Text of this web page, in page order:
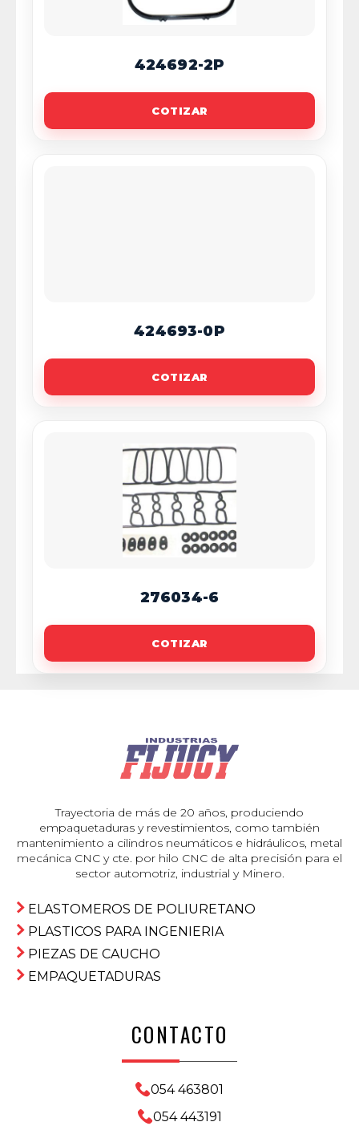
424692-2P
COTIZAR
424693-0P
COTIZAR
276034-6
COTIZAR
Trayectoria de más de 20 años, produciendo
empaquetaduras y revestimientos, como también
mantenimiento a cilindros neumáticos e hidráulicos, metal
mecánica CNC y cte. por hilo CNC de alta precisión para el
sector automotriz, industrial y Minero.
ELASTOMEROS DE POLIURETANO
PLASTICOS PARA INGENIERIA
PIEZAS DE CAUCHO
EMPAQUETADURAS
CONTACTO
054 463801
054 443191